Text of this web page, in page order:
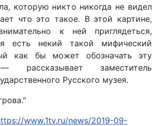
которую никто никогда не видел
что это такое. В этой картине,
к ней приглядеться,
есть некий такой мифический
как бы может обозначать эту
рассказывает заместитель
Русского музея.
www.1tv.ru/news/2019-09-